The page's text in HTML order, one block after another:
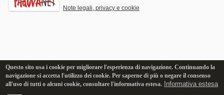
Note legali, privacy e cookie
Questo sito usa i cookie per migliorare l'esperienza di navigazione. Continuando la
navigazione si accetta l'utilizzo dei cookie. Per saperne di più o negare il consenso
all'uso di tutti o alcuni cookie, consultare l'informativa estesa. Informativa estesa